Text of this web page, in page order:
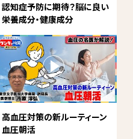
認知症予防に期待？脳に良い
栄養成分・健康成分
高血圧対策の新ルーティーン
血圧朝活